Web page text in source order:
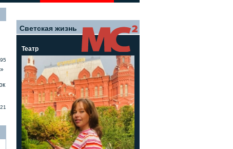
Светская жизнь
Театр